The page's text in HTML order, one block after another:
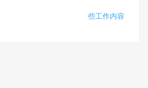
些工作内容